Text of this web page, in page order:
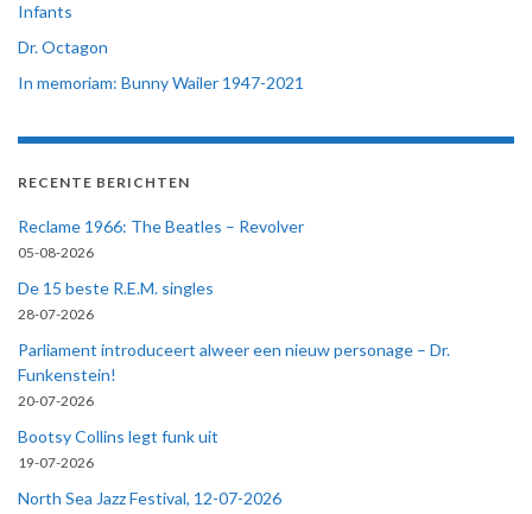
Infants
Dr. Octagon
In memoriam: Bunny Wailer 1947-2021
RECENTE BERICHTEN
Reclame 1966: The Beatles – Revolver
05-08-2026
De 15 beste R.E.M. singles
28-07-2026
Parliament introduceert alweer een nieuw personage – Dr.
Funkenstein!
20-07-2026
Bootsy Collins legt funk uit
19-07-2026
North Sea Jazz Festival, 12-07-2026